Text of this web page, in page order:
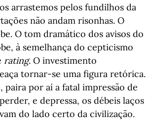
arrastemos pelos fundilhos da
não andam risonhas. O
O tom dramático dos avisos do
à semelhança do cepticismo
rating. O investimento
tornar-se uma figura retórica.
paira por aí a fatal impressão de
e depressa, os débeis laços
do lado certo da civilização.